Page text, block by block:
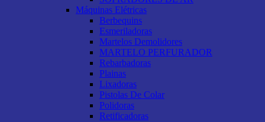
Máquinas Elétricas
Berbequins
Esmeriladoras
Martelos Demolidores
MARTELO PERFURADOR
Rebarbadoras
Plainas
Lixadoras
Pistolas De Colar
Polidoras
Retificadoras